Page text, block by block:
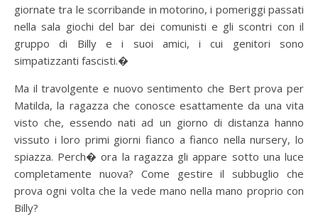
giornate tra le scorribande in motorino, i pomeriggi passati
nella sala giochi del bar dei comunisti e gli scontri con il
gruppo di Billy e i suoi amici, i cui genitori sono
simpatizzanti fascisti.�
Ma il travolgente e nuovo sentimento che Bert prova per
Matilda, la ragazza che conosce esattamente da una vita
visto che, essendo nati ad un giorno di distanza hanno
vissuto i loro primi giorni fianco a fianco nella nursery, lo
spiazza. Perch� ora la ragazza gli appare sotto una luce
completamente nuova? Come gestire il subbuglio che
prova ogni volta che la vede mano nella mano proprio con
Billy?